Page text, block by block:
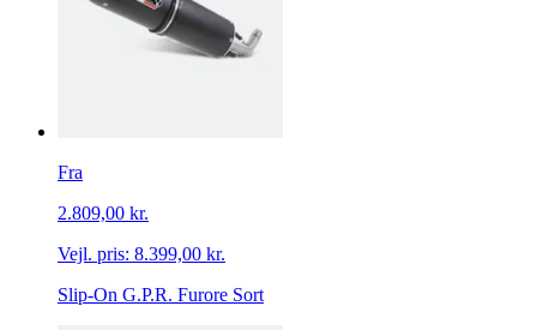
Fra
2.809,00 kr.
Vejl. pris: 8.399,00 kr.
Slip-On G.P.R. Furore Sort